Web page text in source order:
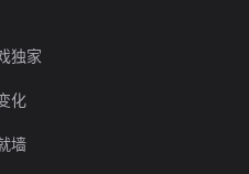
独家
化
墙